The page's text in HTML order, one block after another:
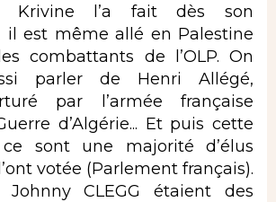
Krivine l’a fait dès son
il est même allé en Palestine
combattants de l’OLP. On
parler de Henri Allégé,
par l’armée française
d’Algérie... Et puis cette
ce sont une majorité d’élus
votée (Parlement français).
Johnny CLEGG étaient des